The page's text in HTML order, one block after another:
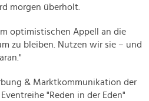
morgen überholt.
optimistischen Appell an die
zu bleiben. Nutzen wir sie – und
& Marktkommunikation der
"Reden in der Eden"